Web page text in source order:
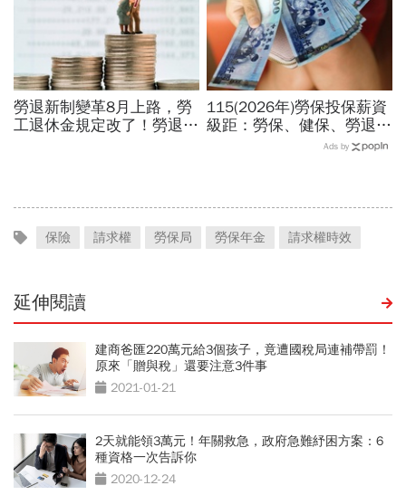
勞退新制變革8月上路，勞
工退休金規定改了！勞退月
115(2026年)勞保投保薪資
級距：勞保、健保、勞退提
撥對照表！自己負擔多少勞
Ads by
保險 請求權 勞保局 勞保年金 請求權時效
延伸閱讀
建商爸匯220萬元給3個孩子，竟遭國稅局連補帶罰！
原來「贈與稅」還要注意3件事
2021-01-21
2天就能領3萬元！年關救急，政府急難紓困方案：6
種資格一次告訴你
2020-12-24